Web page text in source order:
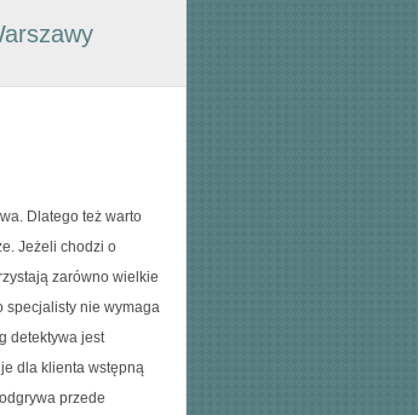
Dlatego też warto
Jeżeli chodzi o
zarówno wielkie
specjalisty nie wymaga
detektywa jest
dla klienta wstępną
przede